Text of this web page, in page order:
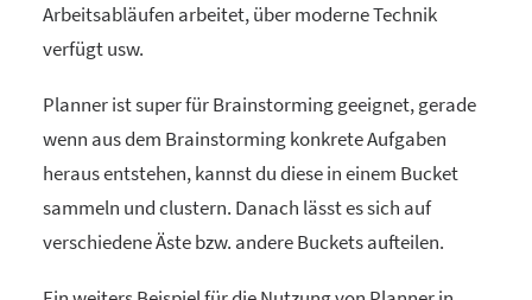
Arbeitsabläufen arbeitet, über moderne Technik
verfügt usw.
Planner ist super für Brainstorming geeignet, gerade
wenn aus dem Brainstorming konkrete Aufgaben
heraus entstehen, kannst du diese in einem Bucket
sammeln und clustern. Danach lässt es sich auf
verschiedene Äste bzw. andere Buckets aufteilen.